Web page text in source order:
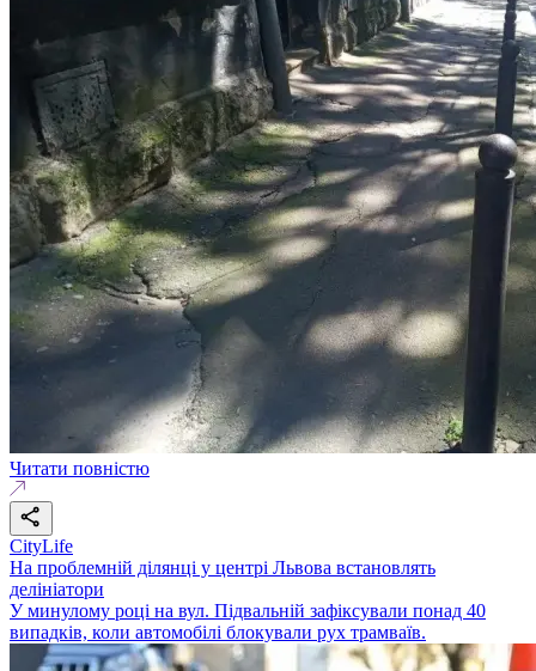
Читати повністю
CityLife
На проблемній ділянці у центрі Львова встановлять
делініатори
У минулому році на вул. Підвальній зафіксували понад 40
випадків, коли автомобілі блокували рух трамваїв.